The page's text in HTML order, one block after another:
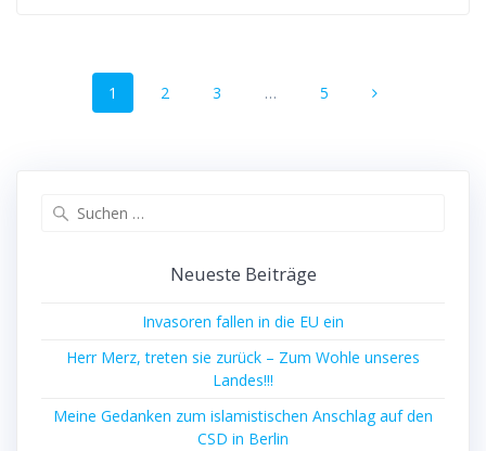
Beitragsnavigation
Seite
1 Seite
2 Seite
3 … Seite
5
Neueste Beiträge
Invasoren fallen in die EU ein
Herr Merz, treten sie zurück – Zum Wohle unseres
Landes!!!
Meine Gedanken zum islamistischen Anschlag auf den
CSD in Berlin